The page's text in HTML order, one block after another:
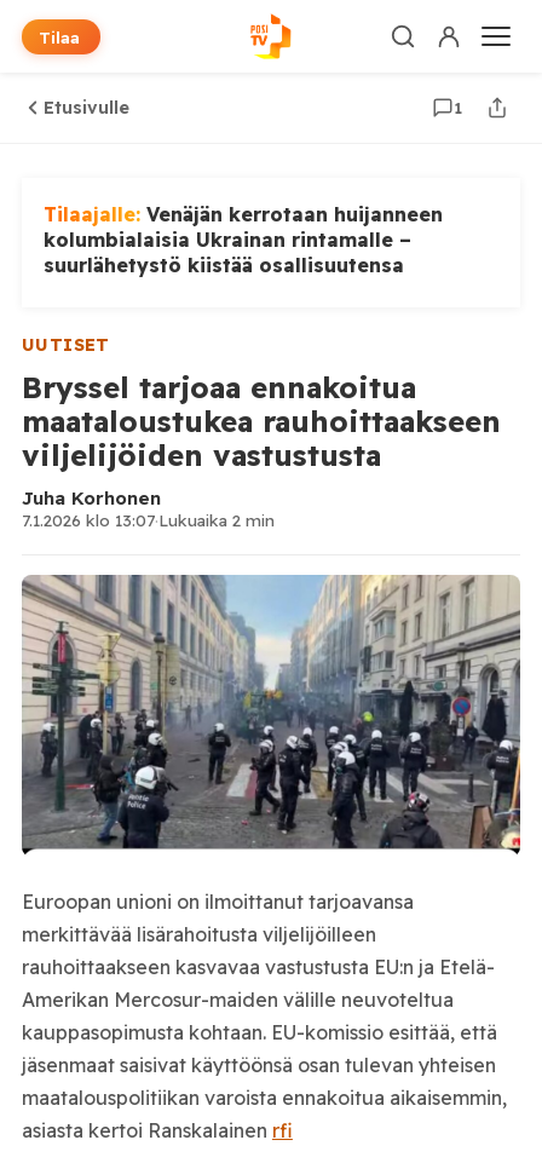
Tilaa
Etusivulle 1
Tilaajalle: Venäjän kerrotaan huijanneen
kolumbialaisia Ukrainan rintamalle –
suurlähetystö kiistää osallisuutensa
UUTISET
Bryssel tarjoaa ennakoitua
maataloustukea rauhoittaakseen
viljelijöiden vastustusta
Juha Korhonen
7.1.2026 klo 13:07·Lukuaika 2 min
Euroopan unioni on ilmoittanut tarjoavansa
merkittävää lisärahoitusta viljelijöilleen
rauhoittaakseen kasvavaa vastustusta EU:n ja Etelä-
Amerikan Mercosur-maiden välille neuvoteltua
kauppasopimusta kohtaan. EU-komissio esittää, että
jäsenmaat saisivat käyttöönsä osan tulevan yhteisen
maatalouspolitiikan varoista ennakoitua aikaisemmin,
asiasta kertoi Ranskalainen rfi